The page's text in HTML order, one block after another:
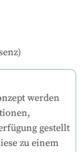
werden
gestellt
zu einem